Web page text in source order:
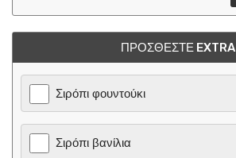
ΠΡΟΣΘΈΣΤΕ EXTRA
Σιρόπι φουντούκι
Σιρόπι βανίλια